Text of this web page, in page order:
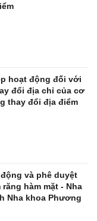
hoạt động đối với
đổi địa chỉ của cơ
thay đổi địa điểm
và phê duyệt
hàm mặt - Nha
Nha khoa Phương